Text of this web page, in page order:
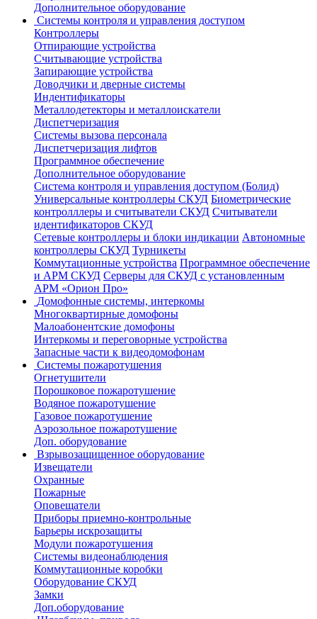
Дополнительное оборудование
Системы контроля и управления доступом
Контроллеры
Отпирающие устройства
Считывающие устройства
Запирающие устройства
Доводчики и дверные системы
Индентификаторы
Металлодетекторы и металлоискатели
Диспетчеризация
Системы вызова персонала
Диспетчеризация лифтов
Программное обеспечение
Дополнительное оборудование
Система контроля и управления доступом (Болид)
Универсальные контроллеры СКУД Биометрические
контролллеры и считыватели СКУД Считыватели
идентификаторов СКУД
Сетевые контроллеры и блоки индикации Автономные
контроллеры СКУД Турникеты
Коммутационные устройства Программное обеспечение
и АРМ СКУД Серверы для СКУД с установленным
АРМ «Орион Про»
Домофонные системы, интеркомы
Многоквартирные домофоны
Малоабонентские домофоны
Интеркомы и переговорные устройства
Запасные части к видеодомофонам
Системы пожаротушения
Огнетушители
Порошковое пожаротушение
Водяное пожаротушение
Газовое пожаротушение
Аэрозольное пожаротушение
Доп. оборудование
Взрывозащищенное оборудование
Извещатели
Охранные
Пожарные
Оповещатели
Приборы приемно-контрольные
Барьеры искрозащиты
Модули пожаротушения
Системы видеонаблюдения
Коммутационные коробки
Оборудование СКУД
Замки
Доп.оборудование